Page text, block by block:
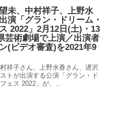
未、中村祥子、上野水
演「グラン・ドリーム・
2022」2月12日(土)・13
芸術劇場で上演／出演者
(ビデオ審査)を2021年9
祥子さん、上野水香さん、遅沢
トが出演する公演「グラン・ド
ェス 2022」が、...